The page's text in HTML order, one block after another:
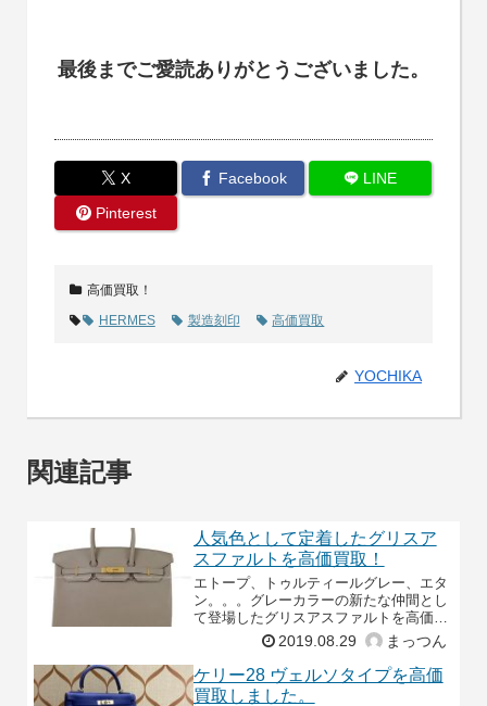
最後までご愛読ありがとうございました。
X Facebook
LINE
Pinterest
高価買取！
HERMES
製造刻印 高価買取
YOCHIKA
関連記事
人気色として定着したグリスア
スファルトを高価買取！
エトープ、トゥルティールグレー、エタ
ン。。。グレーカラーの新たな仲間とし
て登場したグリスアスファルトを高価買
2019.08.29 まっつん
ケリー28 ヴェルソタイプを高価
買取しました。